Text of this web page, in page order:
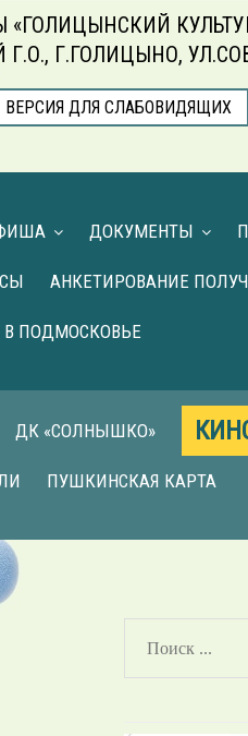
Г.ГОЛИЦЫНО,
ВЕРСИЯ ДЛЯ СЛАБОВИДЯЩИХ
ДОКУМЕНТЫ
АНКЕТИРОВАНИЕ
В ПОДМОСКОВЬЕ
ДК «СОЛНЫШКО»
ПУШКИНСКАЯ КАРТА